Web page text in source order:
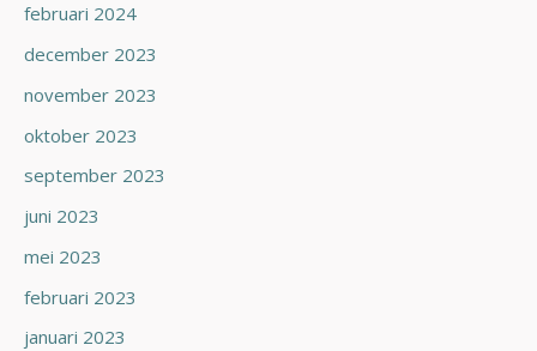
februari 2024
december 2023
november 2023
oktober 2023
september 2023
juni 2023
mei 2023
februari 2023
januari 2023